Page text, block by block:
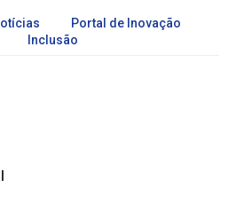
Portal de Inovação
Inclusão